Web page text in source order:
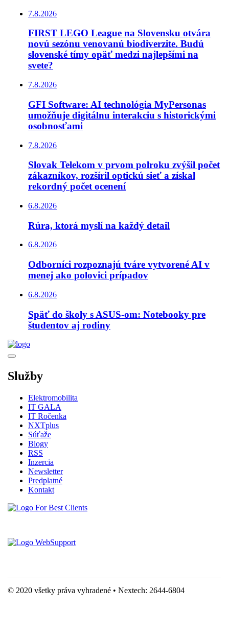
7.8.2026
FIRST LEGO League na Slovensku otvára
novú sezónu venovanú biodiverzite. Budú
slovenské tímy opäť medzi najlepšími na
svete?
7.8.2026
GFI Software: AI technológia MyPersonas
umožňuje digitálnu interakciu s historickými
osobnosťami
7.8.2026
Slovak Telekom v prvom polroku zvýšil počet
zákazníkov, rozšíril optickú sieť a získal
rekordný počet ocenení
6.8.2026
Rúra, ktorá myslí na každý detail
6.8.2026
Odborníci rozpoznajú tváre vytvorené AI v
menej ako polovici prípadov
6.8.2026
Späť do školy s ASUS-om: Notebooky pre
študentov aj rodiny
Služby
Elektromobilita
IT GALA
IT Ročenka
NXTplus
Súťaže
Blogy
RSS
Inzercia
Newsletter
Predplatné
Kontakt
© 2020 všetky práva vyhradené • Nextech: 2644-6804